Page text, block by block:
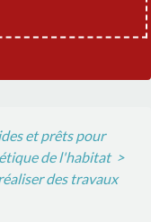
et prêts pour
de l'habitat >
des travaux